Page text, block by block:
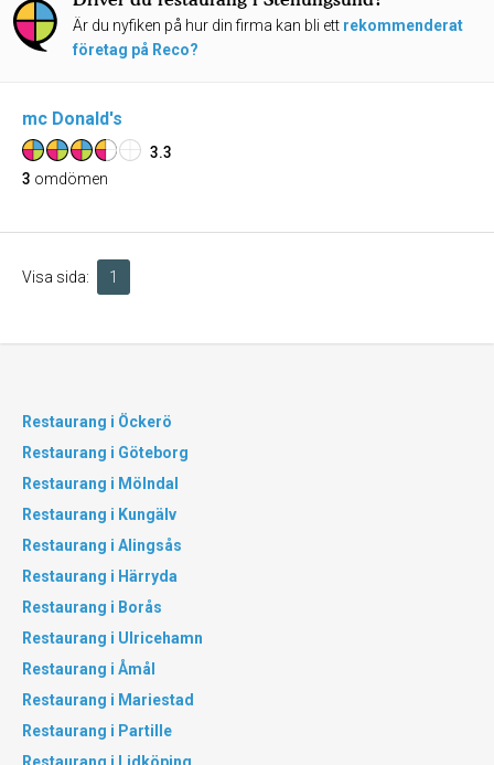
Är du nyfiken på hur din firma kan bli ett rekommenderat
företag på Reco?
mc Donald's
3.3
3 omdömen
Visa sida: 1
Restaurang i Öckerö
Restaurang i Göteborg
Restaurang i Mölndal
Restaurang i Kungälv
Restaurang i Alingsås
Restaurang i Härryda
Restaurang i Borås
Restaurang i Ulricehamn
Restaurang i Åmål
Restaurang i Mariestad
Restaurang i Partille